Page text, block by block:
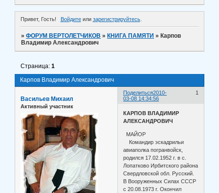
Привет, Гость! Войдитеили зарегистрируйтесь.
»ФОРУМ ВЕРТОЛЕТЧИКОВ » КНИГА ПАМЯТИ » Карпов
Владимир Александрович
Карпов Владимир Александрович
Страница:1
Поделиться 1
2010-
03-08 14:34:56
Васильев Михаил
Активный участник
КАРПОВ ВЛАДИМИР
АЛЕКСАНДРОВИЧ
МАЙОР
Командир эскадрильи
авиаполка погранвойск,
родился 17.02.1952 г. в с.
Лопатково Ирбитского района
Свердловской обл. Русский.
В Вооруженных Силах СССР
с 20.08.1973 г. Окончил